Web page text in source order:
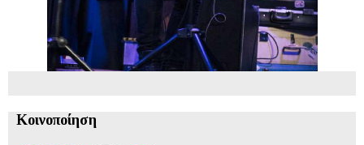
Κοινοποίηση